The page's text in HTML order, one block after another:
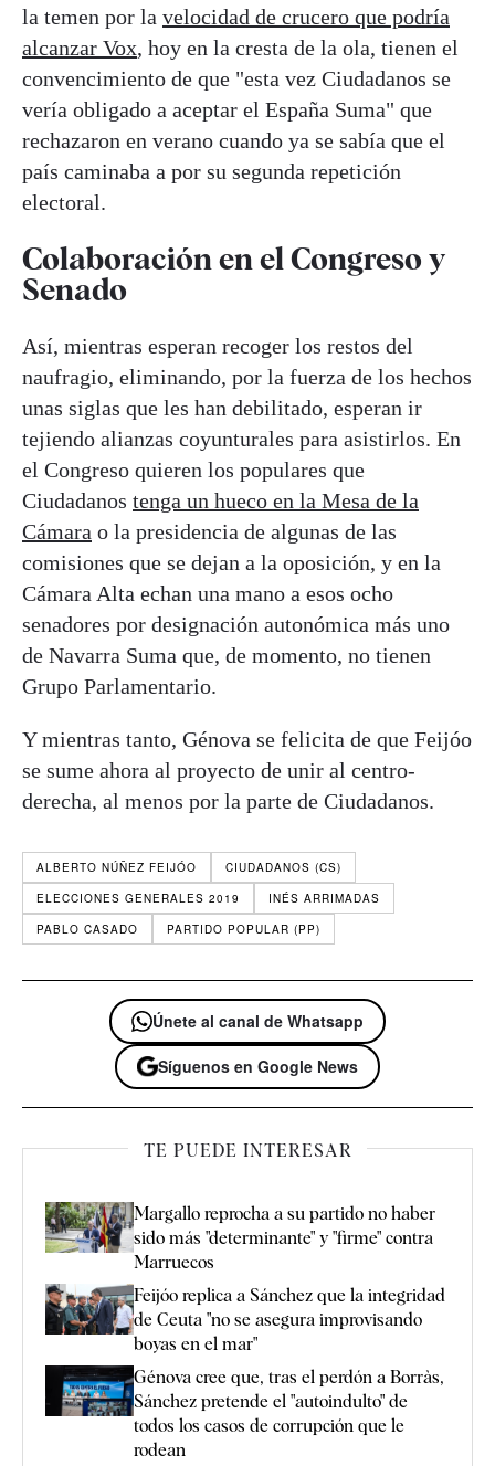
la temen por la velocidad de crucero que podría
alcanzar Vox, hoy en la cresta de la ola, tienen el
convencimiento de que "esta vez Ciudadanos se
vería obligado a aceptar el España Suma" que
rechazaron en verano cuando ya se sabía que el
país caminaba a por su segunda repetición
electoral.
Colaboración en el Congreso y
Senado
Así, mientras esperan recoger los restos del
naufragio, eliminando, por la fuerza de los hechos
unas siglas que les han debilitado, esperan ir
tejiendo alianzas coyunturales para asistirlos. En
el Congreso quieren los populares que
Ciudadanos tenga un hueco en la Mesa de la
Cámara o la presidencia de algunas de las
comisiones que se dejan a la oposición, y en la
Cámara Alta echan una mano a esos ocho
senadores por designación autonómica más uno
de Navarra Suma que, de momento, no tienen
Grupo Parlamentario.
Y mientras tanto, Génova se felicita de que Feijóo
se sume ahora al proyecto de unir al centro-
derecha, al menos por la parte de Ciudadanos.
ALBERTO NÚÑEZ FEIJÓO
CIUDADANOS (CS)
ELECCIONES GENERALES 2019
INÉS ARRIMADAS
PABLO CASADO
PARTIDO POPULAR (PP)
Únete al canal de Whatsapp
Síguenos en Google News
TE PUEDE INTERESAR
Margallo reprocha a su partido no haber
sido más "determinante" y "firme" contra
Marruecos
Feijóo replica a Sánchez que la integridad
de Ceuta "no se asegura improvisando
boyas en el mar"
Génova cree que, tras el perdón a Borràs,
Sánchez pretende el "autoindulto" de
todos los casos de corrupción que le
rodean